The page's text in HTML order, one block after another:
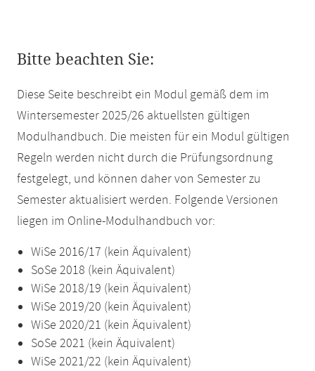
Bitte beachten Sie:
Diese Seite beschreibt ein Modul gemäß dem im
Wintersemester 2025/26 aktuellsten gültigen
Modulhandbuch. Die meisten für ein Modul gültigen
Regeln werden nicht durch die Prüfungsordnung
festgelegt, und können daher von Semester zu
Semester aktualisiert werden. Folgende Versionen
liegen im Online-Modulhandbuch vor:
WiSe 2016/17 (kein Äquivalent)
SoSe 2018 (kein Äquivalent)
WiSe 2018/19 (kein Äquivalent)
WiSe 2019/20 (kein Äquivalent)
WiSe 2020/21 (kein Äquivalent)
SoSe 2021 (kein Äquivalent)
WiSe 2021/22 (kein Äquivalent)